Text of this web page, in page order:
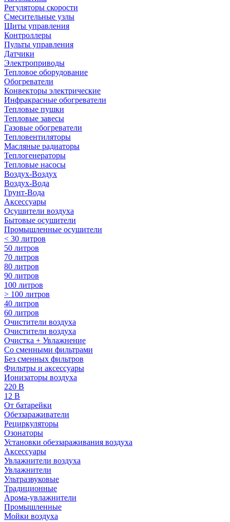
Регуляторы скорости
Смесительные узлы
Щиты управления
Контроллеры
Пульты управления
Датчики
Электроприводы
Тепловое оборудование
Обогреватели
Конвекторы электрические
Инфракрасные обогреватели
Тепловые пушки
Тепловые завесы
Газовые обогреватели
Тепловентиляторы
Масляные радиаторы
Теплогенераторы
Тепловые насосы
Воздух-Воздух
Воздух-Вода
Грунт-Вода
Аксессуары
Осушители воздуха
Бытовые осушители
Промышленные осушители
< 30 литров
50 литров
70 литров
80 литров
90 литров
100 литров
> 100 литров
40 литров
60 литров
Очистители воздуха
Очистители воздуха
Очистка + Увлажнение
Cо сменными фильтрами
Без сменных фильтров
Фильтры и аксессуары
Ионизаторы воздуха
220 В
12 В
От батарейки
Обеззараживатели
Рециркуляторы
Озонаторы
Установки обеззараживания воздуха
Аксессуары
Увлажнители воздуха
Увлажнители
Ультразвуковые
Традиционные
Арома-увлажнители
Промышленные
Мойки воздуха